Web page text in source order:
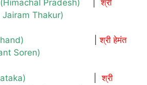
(Himachal Pradesh) |श्री
Thakur)
|श्री हेमंत
Soren)
|श्री